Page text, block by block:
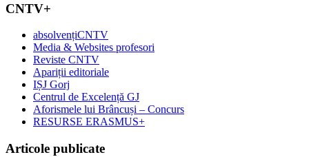
CNTV+
absolvențiCNTV
Media & Websites profesori
Reviste CNTV
Apariții editoriale
IȘJ Gorj
Centrul de Excelență GJ
Aforismele lui Brâncuși – Concurs
RESURSE ERASMUS+
Articole publicate